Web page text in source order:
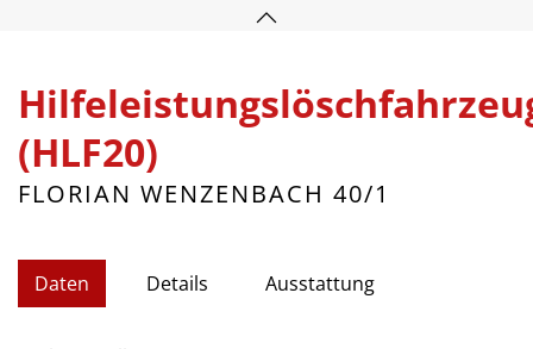
(HLF20)
FLORIAN WENZENBACH 40/1
Daten Details Ausstattung